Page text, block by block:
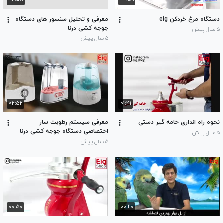
دستگاه مرغ خردکن eig
۵ سال پیش
معرفی و تحلیل سنسور های دستگاه
جوجه کشی درنا
۵ سال پیش
۰۱:۴۱
نحوه راه اندازی خامه گیر دستی
۵ سال پیش
۰۲:۵۲
معرفی سیستم رطوبت ساز
اختصاصی دستگاه جوجه کشی درنا
۵ سال پیش
۰۰:۲۰ ۰۰:۵۰